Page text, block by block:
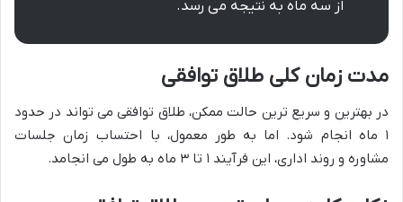
از سه ماه به نتیجه می رسد.
مدت زمان کلی طلاق توافقی
در بهترین و سریع ترین حالت ممکن، طلاق توافقی می تواند در حدود
۱ ماه انجام شود. اما به طور معمول، با احتساب زمان جلسات
مشاوره و روند اداری، این فرآیند ۱ تا ۳ ماه به طول می انجامد.